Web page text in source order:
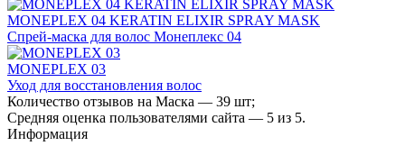
MONEPLEX 04 KERATIN ELIXIR SPRAY MASK
Спрей-маска для волос Монеплекс 04
MONEPLEX 03
Уход для восстановления волос
Количество отзывов на Маска — 39 шт;
Средняя оценка пользователями сайта — 5 из 5.
Информация